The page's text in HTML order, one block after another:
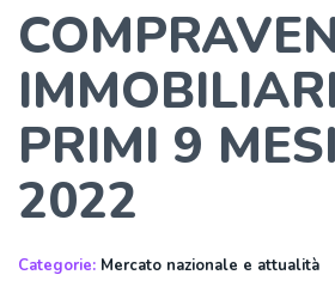
PRIMI 9
2022
Categorie: Mercato nazionale e attualità